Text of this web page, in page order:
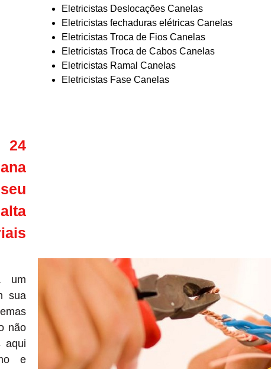
Eletricistas Deslocações Canelas
Eletricistas fechaduras elétricas Canelas
Eletricistas Troca de Fios Canelas
Eletricistas Troca de Cabos Canelas
Eletricistas Ramal Canelas
Eletricistas Fase Canelas
24
um
sua
não
aqui
e